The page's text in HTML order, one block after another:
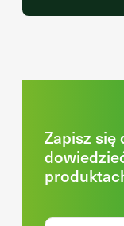
Zapisz się